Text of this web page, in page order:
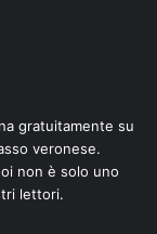
gratuitamente su
veronese.
non è solo uno
lettori.